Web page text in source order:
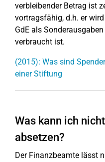
verbleibender Betrag ist
vortragsfähig, d.h. er
GdE als
verbraucht ist.
(2015): Was sind
einer Stiftung
Was kann ich
absetzen?
Der Finanzbeamte lässt